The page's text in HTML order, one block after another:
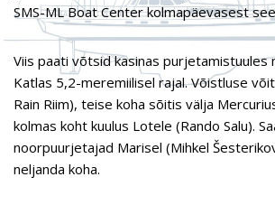
SMS-ML Boat Center kolmapäevasest
Viis paati võtsid kasinas purjetamistuules
Katlas 5,2-meremiilisel rajal. Võistluse
Rain Riim), teise koha sõitis välja
kolmas koht kuulus Lotele (Rando Salu).
noorpuurjetajad Marisel (Mihkel
neljanda koha.